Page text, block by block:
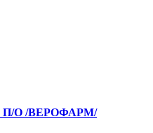
П/О /ВЕРОФАРМ/